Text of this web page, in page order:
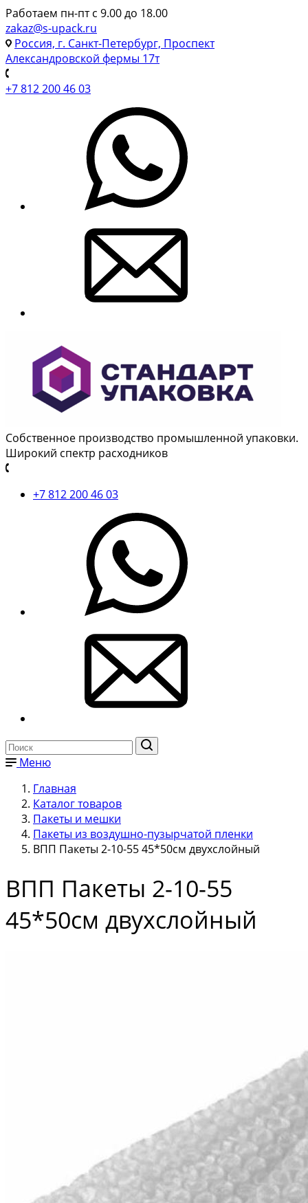
Работаем пн-пт с 9.00 до 18.00
zakaz@s-upack.ru
Россия, г. Санкт-Петербург, Проспект
Александровской фермы 17т
+7 812 200 46 03
Собственное производство промышленной упаковки.
Широкий спектр расходников
+7 812 200 46 03
Меню
Главная
Каталог товаров
Пакеты и мешки
Пакеты из воздушно-пузырчатой пленки
ВПП Пакеты 2-10-55 45*50см двухслойный
ВПП Пакеты 2-10-55
45*50см двухслойный